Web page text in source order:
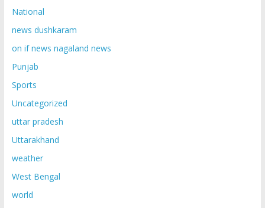
National
news dushkaram
on if news nagaland news
Punjab
Sports
Uncategorized
uttar pradesh
Uttarakhand
weather
West Bengal
world